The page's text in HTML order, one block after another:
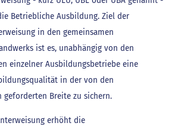
Betriebliche Ausbildung. Ziel der
in den gemeinsamen
ist es, unabhängig von den
einzelner Ausbildungsbetriebe eine
in der von den
geforderten Breite zu sichern.
erhöht die